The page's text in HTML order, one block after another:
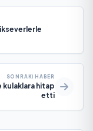
SONRAKI HABER
kulaklara hitap
etti